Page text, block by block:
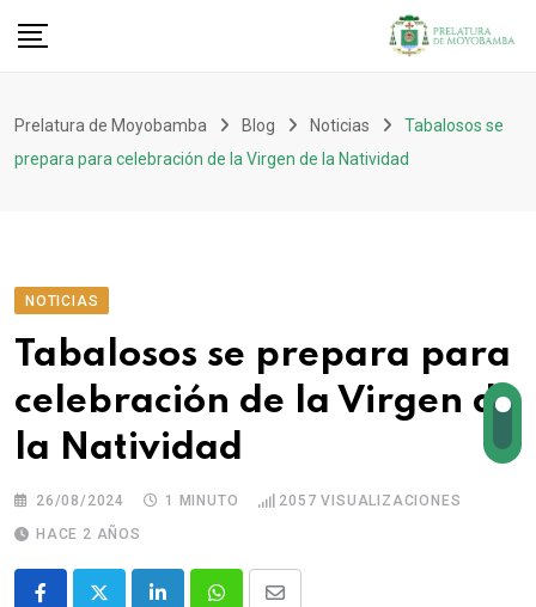
Prelatura de Moyobamba Blog Noticias
Tabalosos se
prepara para celebración de la Virgen de la Natividad
NOTICIAS
Tabalosos se prepara para
celebración de la Virgen de
la Natividad
26/08/2024 1 MINUTO 2057 VISUALIZACIONES
HACE 2 AÑOS